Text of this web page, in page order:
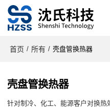
首页 / 所有 / 壳盘管换热器
壳盘管换热器
针对制冷、化工、能源客户对换